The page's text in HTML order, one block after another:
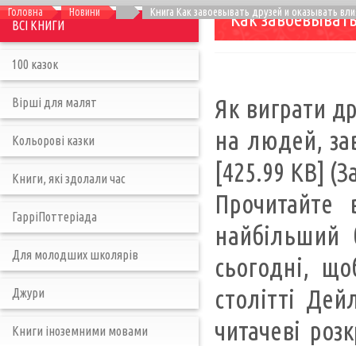
Головна Новини Книга Как завоевывать друзей и оказывать
Как
Як виграти
на людей,
[425.99 KB]
найбільший
сьогодні,
столітті
читачеві
ВСІ КНИГИ
100 казок
Вірші для малят
Кольорові казки
Книги, які здолали час
ГарріПоттеріада
Для молодших школярів
Джури
Книги іноземними мовами